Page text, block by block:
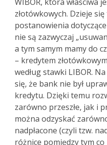
złotówkowych. Dzieje
postanowienia
nie są zazwyczaj
a tym samym mamy do
– kredytem
według stawki LIBOR.
się, że bank nie był
kredytu. Dzięki temu
zarówno przeszłe, jak i
można odzyskać
nadpłacone (czyli tzw.
różnice pomiędzy tym co